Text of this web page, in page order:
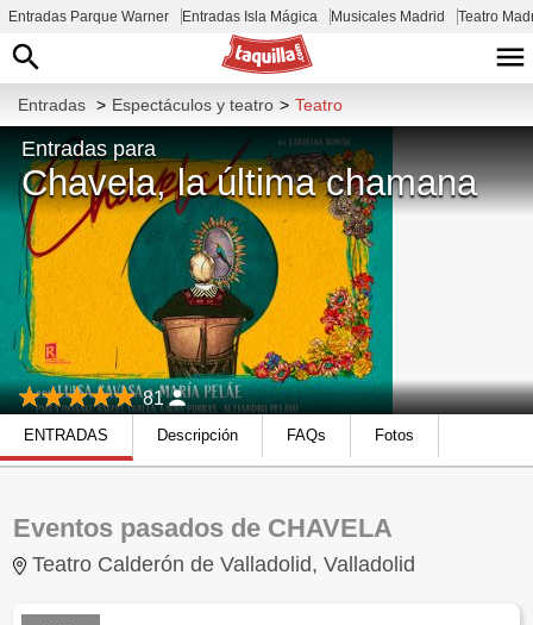
Entradas Parque Warner Entradas Isla Mágica Musicales Madrid Teatro
Entradas > Espectáculos y teatro > Teatro
Entradas para
Chavela, la última chamana
81
ENTRADAS Descripción FAQs Fotos
Eventos pasados de CHAVELA
Teatro Calderón de Valladolid, Valladolid